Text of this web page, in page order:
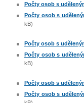
Počty osob s
Počty osob s
kB)
Počty osob s
Počty osob s
kB)
Počty osob s
Počty osob s